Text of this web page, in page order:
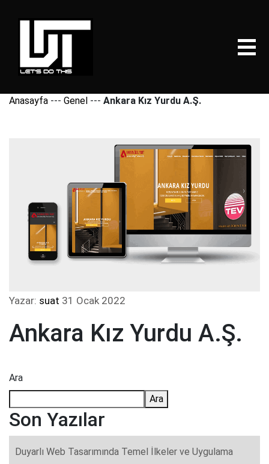
Anasayfa --- Genel --- Ankara Kız Yurdu A.Ş.
Yazar: suat 31 Ocak 2022
Ankara Kız Yurdu A.Ş.
Ara
Ara
Son Yazılar
Duyarlı Web Tasarımında Temel İlkeler ve Uygulama